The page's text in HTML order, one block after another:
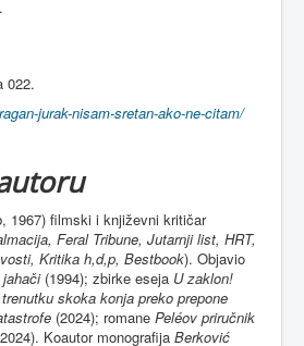
022.
jurak-nisam-sretan-ako-ne-citam/
1967) filmski i književni kritičar
Feral Tribune, Jutarnji list, HRT,
Kritika h,d,p, Bestbook). Objavio
(1994); zbirke eseja U zaklon!
skoka konja preko prepone
(2024); romane Peléov priručnik
Koautor monografija Berković